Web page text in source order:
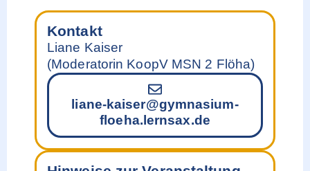
Kontakt
Liane Kaiser
(Moderatorin KoopV MSN 2 Flöha)
liane-kaiser@gymnasium-
floeha.lernsax.de